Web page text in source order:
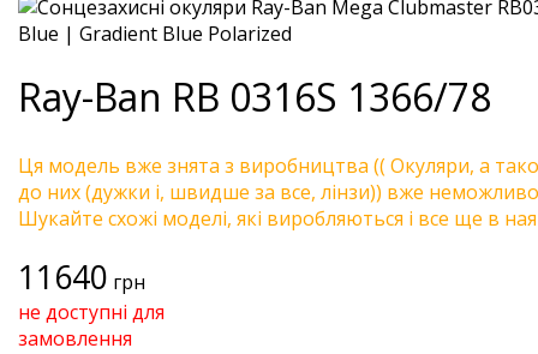
Ray-Ban RB 0316S 1366/78
Ця модель вже знята з виробництва (( Окуляри, а
до них (дужки і, швидше за все, лінзи)) вже неможливо
Шукайте схожі моделі, які виробляються і все ще в
11640 грн
не доступні для
замовлення